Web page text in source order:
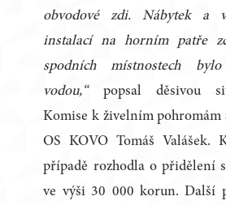
obvodové zdi. Nábytek a
instalací na horním patře
spodních místnostech
vodou,“popsal děsivou
Komise k živelním pohromám
OS KOVO Tomáš Valášek.
případě rozhodla o přidělení
ve výši 30 000 korun. Další